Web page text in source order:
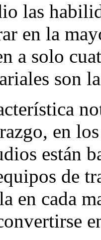
las
en la
a solo
son
en
están
de
en cada